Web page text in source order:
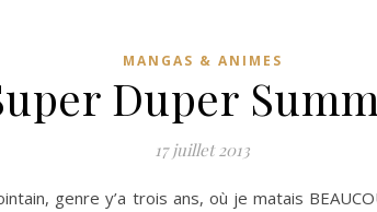
MANGAS & ANIMES
Duper
17 juillet 2013
genre y’a trois ans, où je matais